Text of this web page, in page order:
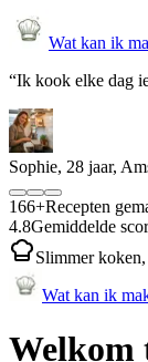
Wat kan ik
“Ik kook elke dag
Sophie, 28 jaar,
166+Recepten
4.8Gemiddelde
Slimmer
Wat kan ik
Welkom